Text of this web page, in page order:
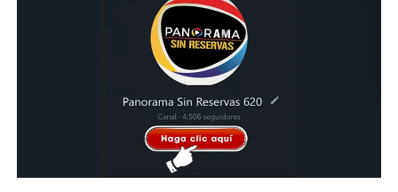
Además, un tercer vehículo que circulaba detrás colisionó
con el camión, dejando a sus tres ocupantes con lesiones
graves. Por su parte, 13 sobrevivientes del autobús
fueron trasladados a hospitales cercanos para recibir
El presidente de Brasil, Luiz Inácio Lula da Silva, lamentó
profundamente el accidente y expresó su solidaridad con